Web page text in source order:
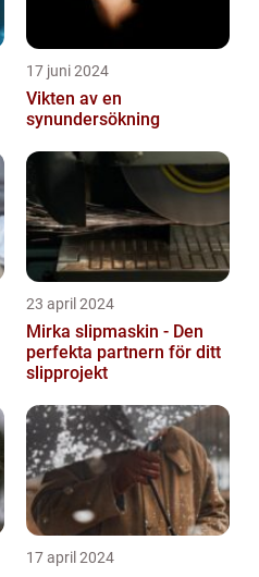
17 juni 2024
Vikten av en
synundersökning
23 april 2024
Mirka slipmaskin - Den
perfekta partnern för ditt
slipprojekt
17 april 2024